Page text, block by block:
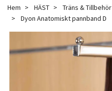
Hem HÄST Träns & Tillbehör
Dyon Anatomiskt pannband D